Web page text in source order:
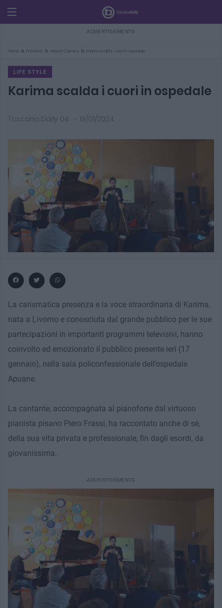
Home » Provincia » Massa-Carrara » Karima scalda i cuori in ospedale
LIFE STYLE
Karima scalda i cuori in ospedale
Toscana Daily 04 - 18/01/2024
La carismatica presenza e la voce straordinaria di Karima,
nata a Livorno e conosciuta dal grande pubblico per le sue
partecipazioni in importanti programmi televisivi, hanno
coinvolto ed emozionato il pubblico presente ieri (17
gennaio), nella sala policonfessionale dell’ospedale
Apuane.
La cantante, accompagnata al pianoforte dal virtuoso
pianista pisano Piero Frassi, ha raccontato anche di sé,
della sua vita privata e professionale, fin dagli esordi, da
giovanissima.